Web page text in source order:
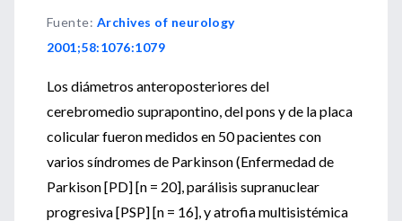
Fuente: Archives of neurology
2001;58:1076:1079
Los diámetros anteroposteriores del
cerebromedio suprapontino, del pons y de la placa
colicular fueron medidos en 50 pacientes con
varios síndromes de Parkinson (Enfermedad de
Parkison [PD] [n = 20], parálisis supranuclear
progresiva [PSP] [n = 16], y atrofia multisistémica